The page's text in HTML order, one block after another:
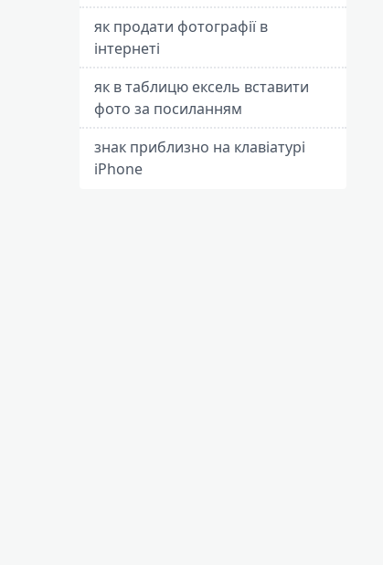
як продати фотографії в
інтернеті
як в таблицю ексель вставити
фото за посиланням
знак приблизно на клавіатурі
iPhone